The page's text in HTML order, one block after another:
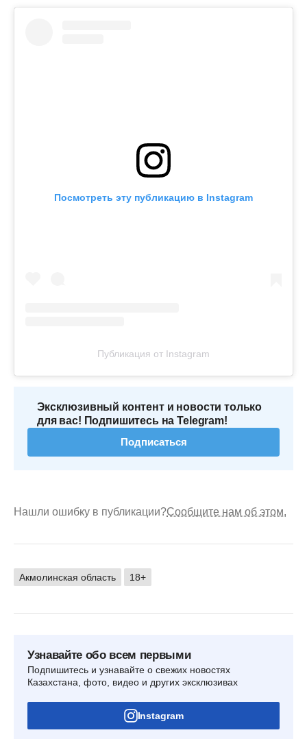
Посмотреть эту публикацию в Instagram
Публикация от Instagram
Эксклюзивный контент и новости только
для вас! Подпишитесь на Telegram!
Подписаться
Нашли ошибку в публикации?Сообщите нам об этом.
Акмолинская область 18+
Узнавайте обо всем первыми
Подпишитесь и узнавайте о свежих новостях
Казахстана, фото, видео и других эксклюзивах
Instagram